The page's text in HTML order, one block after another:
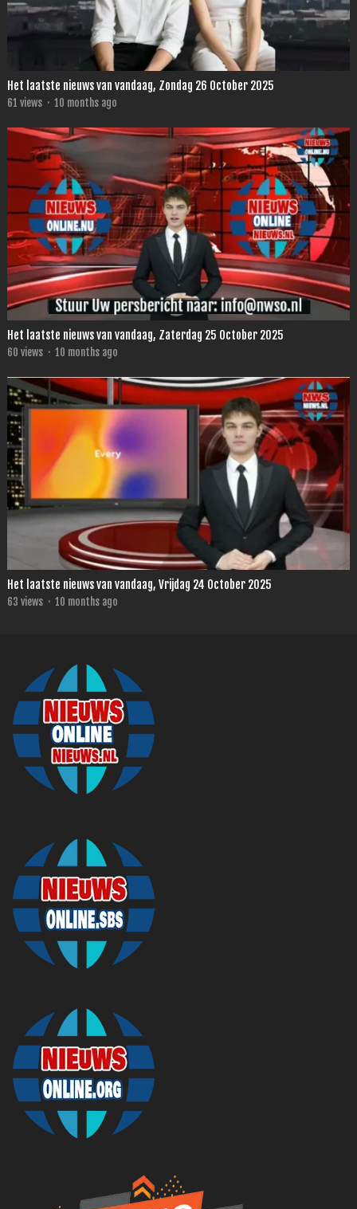
Het laatste nieuws van vandaag, Zondag 26 October 2025
61 views · 10 months ago
Het laatste nieuws van vandaag, Zaterdag 25 October 2025
60 views · 10 months ago
Het laatste nieuws van vandaag, Vrijdag 24 October 2025
63 views · 10 months ago